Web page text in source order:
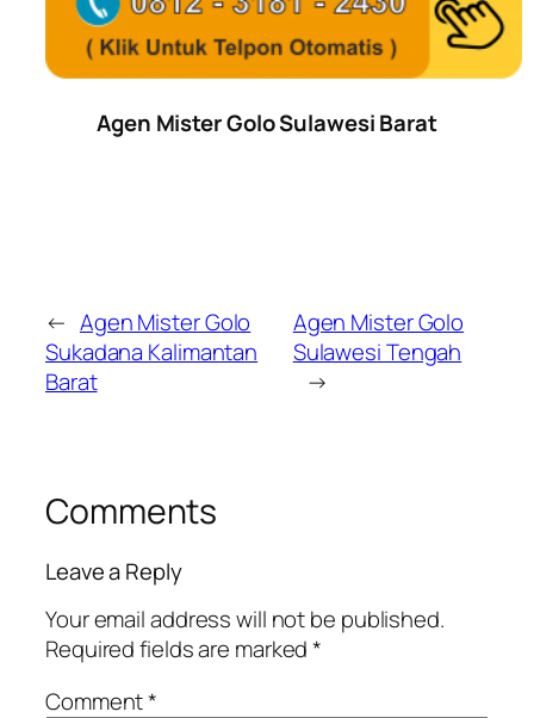
Agen Mister Golo Sulawesi Barat
← Agen Mister Golo
Sukadana Kalimantan
Barat
Agen Mister Golo
Sulawesi Tengah
→
Comments
Leave a Reply
Your email address will not be published.
Required fields are marked*
Comment*